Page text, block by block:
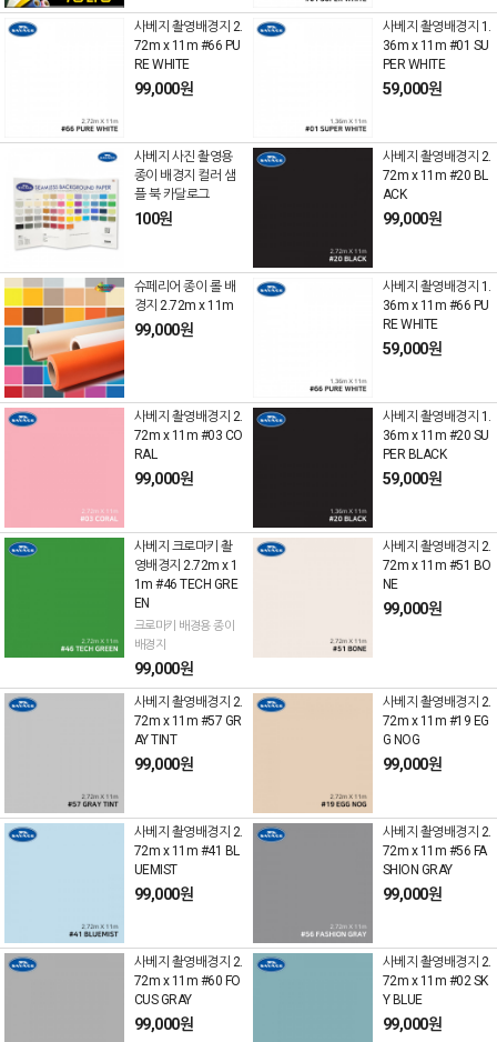
사베지 촬영배경지 2.
72m x 11m #66 PU
RE WHITE
99,000원
사베지 촬영배경지 1.
36m x 11m #01 SU
PER WHITE
59,000원
사베지 사진 촬영용
종이 배경지 컬러 샘
플 북 카달로그
100원
사베지 촬영배경지 2.
72m x 11m #20 BL
ACK
99,000원
슈페리어 종이 롤 배
경지 2.72m x 11m
99,000원
사베지 촬영배경지 1.
36m x 11m #66 PU
RE WHITE
59,000원
사베지 촬영배경지 2.
72m x 11m #03 CO
RAL
99,000원
사베지 촬영배경지 1.
36m x 11m #20 SU
PER BLACK
59,000원
사베지 크로마키 촬
영배경지 2.72m x 1
1m #46 TECH GRE
EN
크로마키 배경용 종이
배경지
99,000원
사베지 촬영배경지 2.
72m x 11m #51 BO
NE
99,000원
사베지 촬영배경지 2.
72m x 11m #57 GR
AY TINT
99,000원
사베지 촬영배경지 2.
72m x 11m #19 EG
G NOG
99,000원
사베지 촬영배경지 2.
72m x 11m #41 BL
UEMIST
99,000원
사베지 촬영배경지 2.
72m x 11m #56 FA
SHION GRAY
99,000원
사베지 촬영배경지 2.
72m x 11m #60 FO
CUS GRAY
99,000원
사베지 촬영배경지 2.
72m x 11m #02 SK
Y BLUE
99,000원